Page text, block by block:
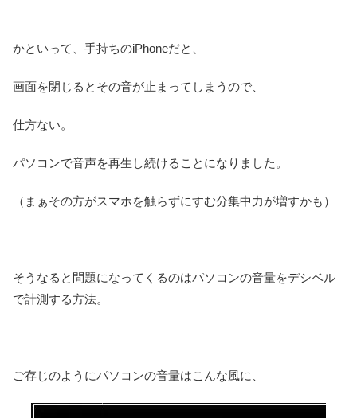
かといって、手持ちのiPhoneだと、
画面を閉じるとその音が止まってしまうので、
仕方ない。
パソコンで音声を再生し続けることになりました。
（まぁその方がスマホを触らずにすむ分集中力が増すかも）
そうなると問題になってくるのはパソコンの音量をデシベル
で計測する方法。
ご存じのようにパソコンの音量はこんな風に、